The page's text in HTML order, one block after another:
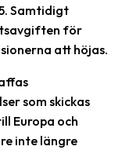
Samtidigt
för
att höjas.
som skickas
Europa och
inte längre